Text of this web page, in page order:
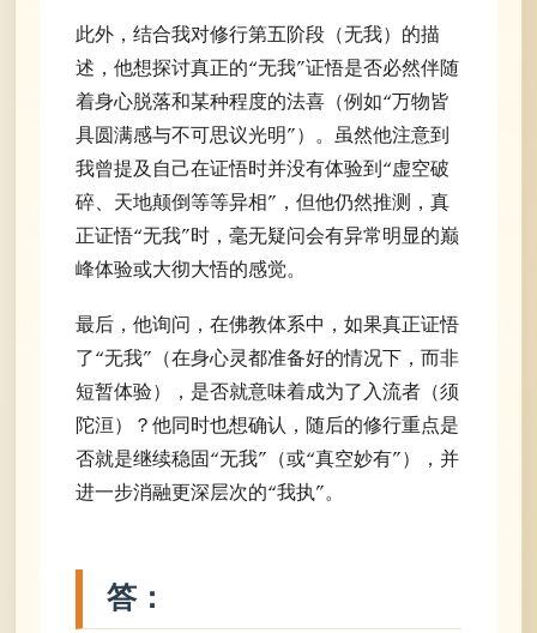
此外，结合我对修行第五阶段（无我）的描
述，他想探讨真正的“无我”证悟是否必然伴随
着身心脱落和某种程度的法喜（例如“万物皆
具圆满感与不可思议光明”）。虽然他注意到
我曾提及自己在证悟时并没有体验到“虚空破
碎、天地颠倒等等异相”，但他仍然推测，真
正证悟“无我”时，毫无疑问会有异常明显的巅
峰体验或大彻大悟的感觉。
最后，他询问，在佛教体系中，如果真正证悟
了“无我”（在身心灵都准备好的情况下，而非
短暂体验），是否就意味着成为了入流者（须
陀洹）？他同时也想确认，随后的修行重点是
否就是继续稳固“无我”（或“真空妙有”），并
进一步消融更深层次的“我执”。
答：